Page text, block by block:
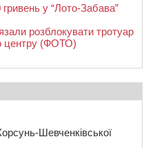
у “Лото-Забава”
розблокувати тротуар
центру (ФОТО)
Шевченківської